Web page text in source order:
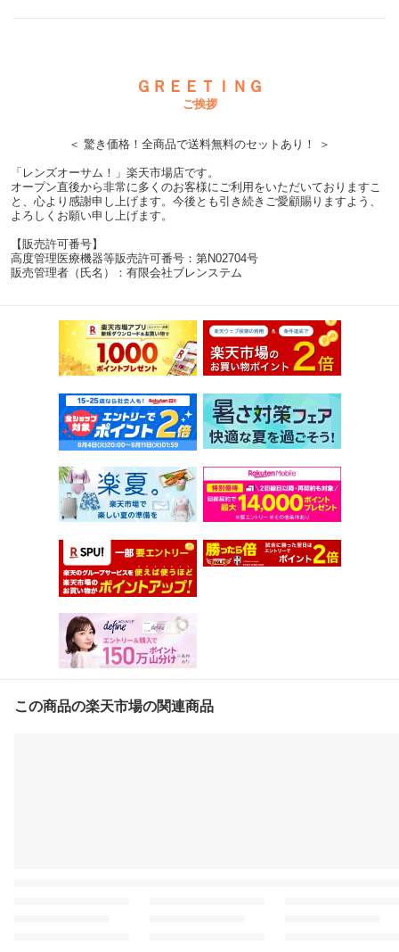
ＧＲＥＥＴＩＮＧ
ご挨拶
＜ 驚き価格！全商品で送料無料のセットあり！ ＞
「レンズオーサム！」楽天市場店です。
オープン直後から非常に多くのお客様にご利用をいただいておりますこ
と、心より感謝申し上げます。今後とも引き続きご愛顧賜りますよう、
よろしくお願い申し上げます。
【販売許可番号】
高度管理医療機器等販売許可番号：第N02704号
販売管理者（氏名）：有限会社ブレンステム
この商品の楽天市場の関連商品